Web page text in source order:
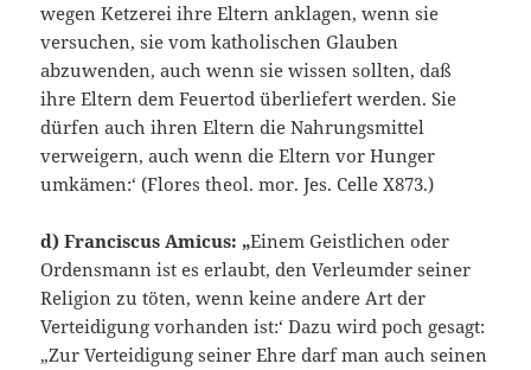
wegen Ketzerei ihre Eltern anklagen, wenn sie
versuchen, sie vom katholischen Glauben
abzuwenden, auch wenn sie wissen sollten, daß
ihre Eltern dem Feuertod überliefert werden. Sie
dürfen auch ihren Eltern die Nahrungsmittel
verweigern, auch wenn die Eltern vor Hunger
umkämen:‘ (Flores theol. mor. Jes. Celle X873.)
d) Franciscus Amicus: „Einem Geistlichen oder
Ordensmann ist es erlaubt, den Verleumder seiner
Religion zu töten, wenn keine andere Art der
Verteidigung vorhanden ist:‘ Dazu wird poch gesagt:
„Zur Verteidigung seiner Ehre darf man auch seinen